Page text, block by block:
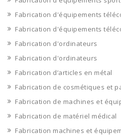
Fabrication d'équipements
Fabrication d'équipements
Fabrication d'ordinateurs
Fabrication d'ordinateurs
Fabrication d’articles en métal
Fabrication de cosmétiques et
Fabrication de machines et
Fabrication de matériel médical
Fabrication machines et